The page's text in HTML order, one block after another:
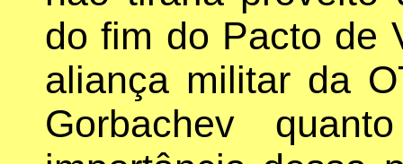
do fim do Pacto de
aliança militar da
Gorbachev